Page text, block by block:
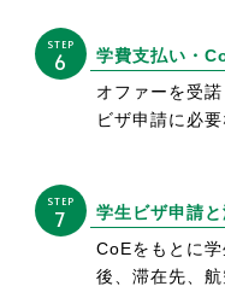
STEP
6
学費支払い・
オファーを受
ビザ申請に必
STEP
7
学生ビザ申請
CoEをもとに
後、滞在先、